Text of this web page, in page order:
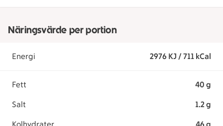
Näringsvärde per portion
Energi 2976 KJ / 711 kCal
Fett 40 g
Salt 1.2 g